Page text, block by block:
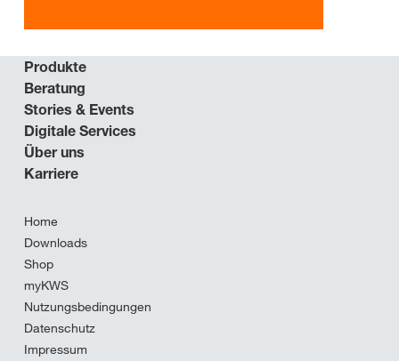
Produkte
Beratung
Stories & Events
Digitale Services
Über uns
Karriere
Home
Downloads
Shop
myKWS
Nutzungsbedingungen
Datenschutz
Impressum